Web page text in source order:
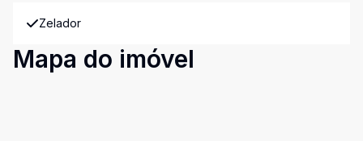
Zelador
Mapa do imóvel